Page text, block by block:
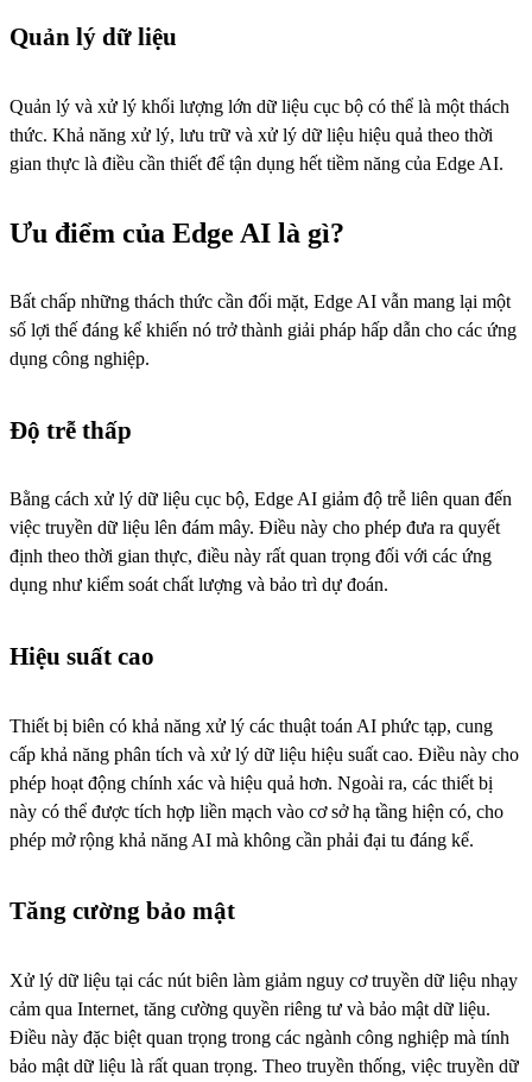
Quản lý dữ liệu
Quản lý và xử lý khối lượng lớn dữ liệu cục bộ có thể là một thách
thức. Khả năng xử lý, lưu trữ và xử lý dữ liệu hiệu quả theo thời
gian thực là điều cần thiết để tận dụng hết tiềm năng của Edge AI.
Ưu điểm của Edge AI là gì?
Bất chấp những thách thức cần đối mặt, Edge AI vẫn mang lại một
số lợi thế đáng kể khiến nó trở thành giải pháp hấp dẫn cho các ứng
dụng công nghiệp.
Độ trễ thấp
Bằng cách xử lý dữ liệu cục bộ, Edge AI giảm độ trễ liên quan đến
việc truyền dữ liệu lên đám mây. Điều này cho phép đưa ra quyết
định theo thời gian thực, điều này rất quan trọng đối với các ứng
dụng như kiểm soát chất lượng và bảo trì dự đoán.
Hiệu suất cao
Thiết bị biên có khả năng xử lý các thuật toán AI phức tạp, cung
cấp khả năng phân tích và xử lý dữ liệu hiệu suất cao. Điều này cho
phép hoạt động chính xác và hiệu quả hơn. Ngoài ra, các thiết bị
này có thể được tích hợp liền mạch vào cơ sở hạ tầng hiện có, cho
phép mở rộng khả năng AI mà không cần phải đại tu đáng kể.
Tăng cường bảo mật
Xử lý dữ liệu tại các nút biên làm giảm nguy cơ truyền dữ liệu nhạy
cảm qua Internet, tăng cường quyền riêng tư và bảo mật dữ liệu.
Điều này đặc biệt quan trọng trong các ngành công nghiệp mà tính
bảo mật dữ liệu là rất quan trọng. Theo truyền thống, việc truyền dữ